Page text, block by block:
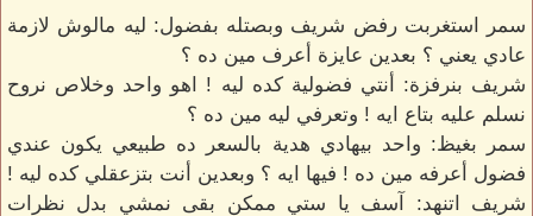
سمر استغربت رفض شريف وبصتله بفضول: ليه مالوش لازمة
عادي يعني ؟ بعدين عايزة أعرف مين ده ؟
شريف بنرفزة: أنتي فضولية كده ليه ! اهو واحد وخلاص نروح
نسلم عليه بتاع ايه ! وتعرفي ليه مين ده ؟
سمر بغيظ: واحد بيهادي هدية بالسعر ده طبيعي يكون عندي
فضول أعرفه مين ده ! فيها ايه ؟ وبعدين أنت بتزعقلي كده ليه !
شريف اتنهد: آسف يا ستي ممكن بقى نمشي بدل نظرات